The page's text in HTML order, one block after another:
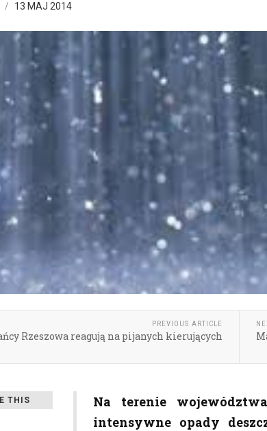
13 MAJ 2014
PREVIOUS ARTICLE
Rzeszowa reagują na pijanych kierujących
THIS
Na terenie
intensywne opady